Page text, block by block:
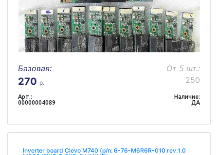
Базовая:
270 р.
От 5 шт.:
250
Арт.:
00000004089
Наличие:
ДА
Inverter board Clevo M740 (p/n: 6-76-M6R6R-010 rev:1.0